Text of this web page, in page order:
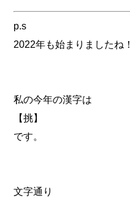
p.s
2022年も始まりましたね！
私の今年の漢字は
【挑】
です。
文字通り